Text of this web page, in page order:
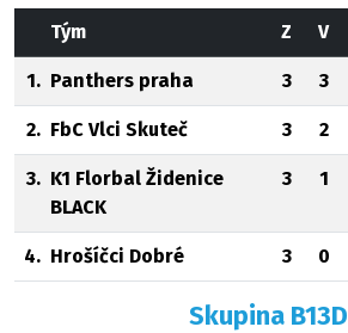
Tým Z V
1. Panthers praha 3 3
2. FbC Vlci Skuteč 3 2
3. K1 Florbal Židenice
BLACK
3 1
4. Hrošíčci Dobré 3 0
Skupina B13D